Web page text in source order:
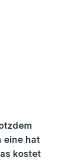
eine hat
kostet